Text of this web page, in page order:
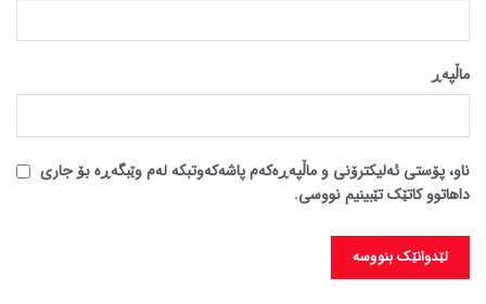
ماڵپه‌ڕ
ناو، پۆستی ئەلیکترۆنی و ماڵپەڕەکەم پاشەکەوتبکە لەم وێبگەڕە بۆ جاری
داهاتوو کاتێک تێبینیم نووسی.